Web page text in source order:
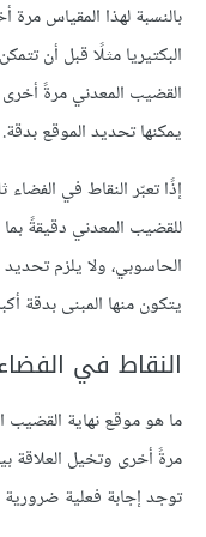
بالنسبة لهذا المقياس
البكتيريا مثلًا قبل أن
القضيب المعدني مرةً
يمكنها تحديد الموقع بدقة.
إذًا تعبّر النقاط في الفضاء
للقضيب المعدني دقيقةً
الحاسوبي، ولا يلزم
يتكون منها المبنى بدقة
النقاط في
ما هو موقع نهاية القضيب
مرةً أخرى وتخيل العلاقة
توجد إجابة فعلية ضرورية